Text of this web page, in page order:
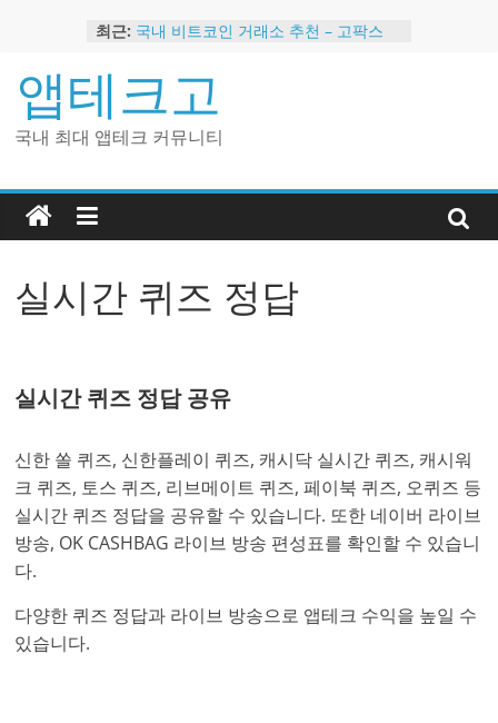
content
최근: 국내 비트코인 거래소 추천 – 고팍스
트
2024 강력히 추천하는 은행 멤버십 현
금 앱테크
해외 코인 거래소 추천 순위 BEST 2
앱테크고
국내 최대 앱테크 커뮤니티
실시간 퀴즈 정답
실시간 퀴즈 정답 공유
신한 쏠 퀴즈, 신한플레이 퀴즈, 캐시닥 실시간 퀴즈, 캐시워
크 퀴즈, 토스 퀴즈, 리브메이트 퀴즈, 페이북 퀴즈, 오퀴즈 등
실시간 퀴즈 정답을 공유할 수 있습니다. 또한 네이버 라이브
방송, OK CASHBAG 라이브 방송 편성표를 확인할 수 있습니
다.
다양한 퀴즈 정답과 라이브 방송으로 앱테크 수익을 높일 수
있습니다.